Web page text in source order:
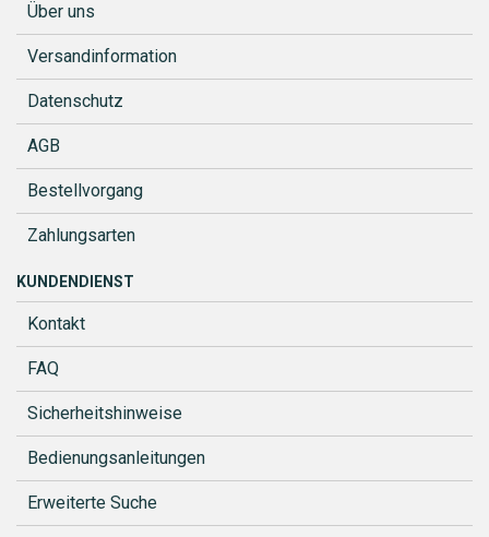
Über uns
Versandinformation
Datenschutz
AGB
Bestellvorgang
Zahlungsarten
KUNDENDIENST
Kontakt
FAQ
Sicherheitshinweise
Bedienungsanleitungen
Erweiterte Suche